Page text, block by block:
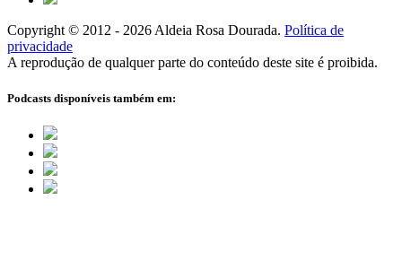
Copyright © 2012 - 2026 Aldeia Rosa Dourada. Política de
privacidade
A reprodução de qualquer parte do conteúdo deste site é proibida.
Podcasts disponíveis também em: